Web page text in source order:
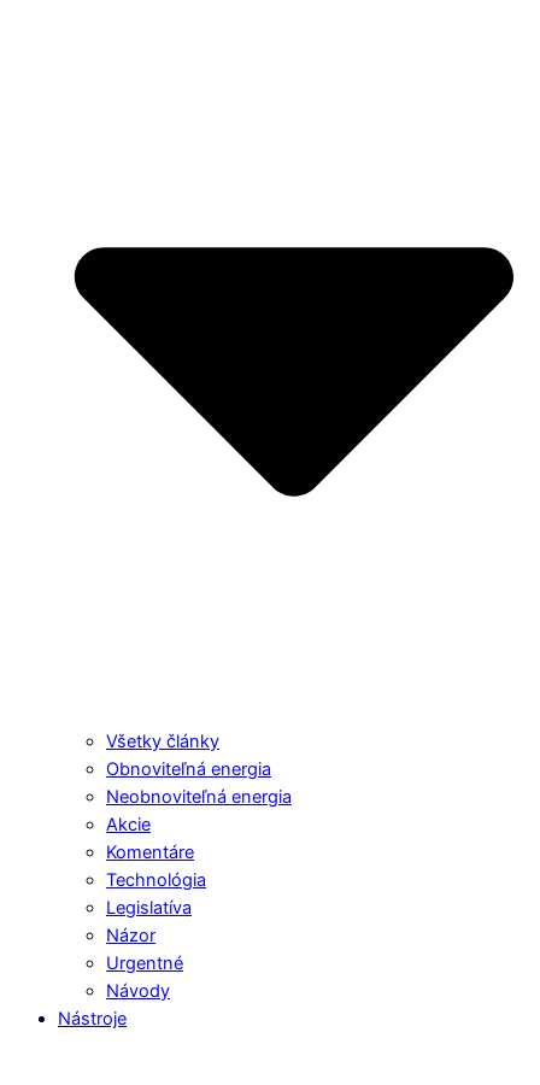
Všetky články
Obnoviteľná energia
Neobnoviteľná energia
Akcie
Komentáre
Technológia
Legislatíva
Názor
Urgentné
Návody
Nástroje